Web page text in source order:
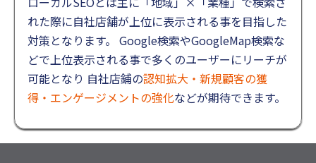
れた際に自社店舗が上位に表示される事を目指した
対策となります。 Google検索やGoogleMap検索な
どで上位表示される事で多くのユーザーにリーチが
可能となり 自社店鋪の認知拡大・新規顧客の獲
得・エンゲージメントの強化などが期待できます。